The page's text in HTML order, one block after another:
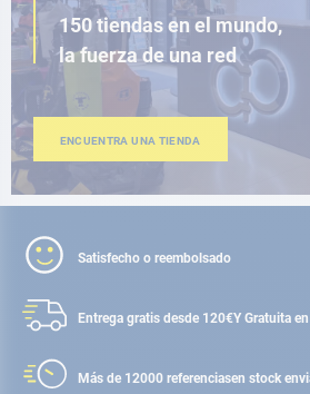
150 tiendas en el mundo,
la fuerza de una red
ENCUENTRA UNA TIENDA
Satisfecho o reembolsado
Entrega gratis desde 120€Y Gratuita
Más de 12000 referenciasen stock